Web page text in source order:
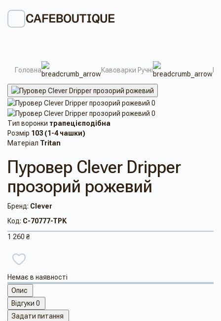
Головна Кавоварки Ручні
Тип воронки трапецієподібна
Розмір 103 (1-4 чашки)
Матеріал Tritan
Пуровер Clever Dripper
прозорий рожевий
Бренд: Clever
Код: C-70777-TPK
1 260 ₴
Немає в наявності
Опис
Відгуки 0
Задати питання